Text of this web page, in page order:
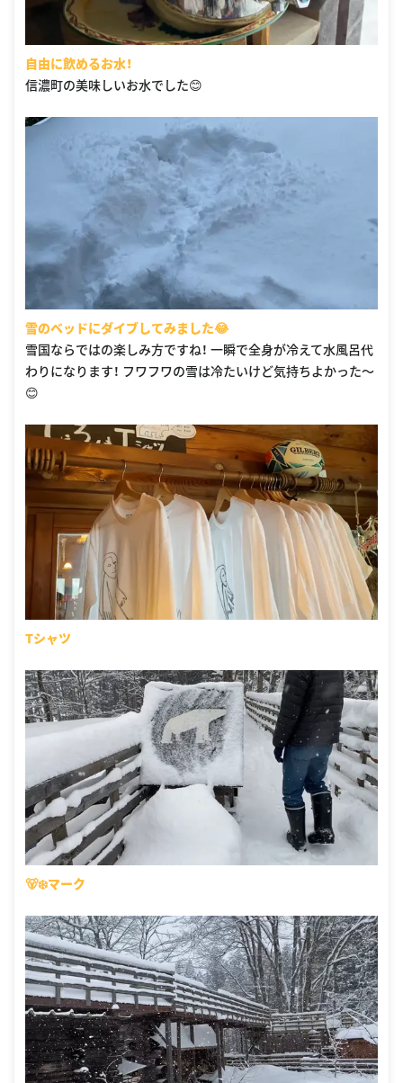
自由に飲めるお水！
信濃町の美味しいお水でした😊
雪のベッドにダイブしてみました😂
雪国ならではの楽しみ方ですね！ 一瞬で全身が冷えて水風呂代
わりになります！ フワフワの雪は冷たいけど気持ちよかった〜
😊
Tシャツ
🐻‍❄️マーク